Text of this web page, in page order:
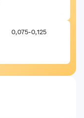
0,075-0,125